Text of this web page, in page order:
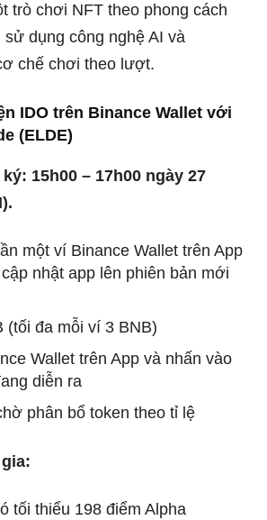
trò chơi NFT theo phong cách
sử dụng công nghệ AI và
chế chơi theo lượt.
IDO trên Binance Wallet với
(ELDE)
15h00 – 17h00 ngày 27
một ví Binance Wallet trên App
nhật app lên phiên bản mới
(tối đa mỗi ví 3 BNB)
Wallet trên App và nhấn vào
diễn ra
phân bổ token theo tỉ lệ
tối thiểu 198 điểm Alpha